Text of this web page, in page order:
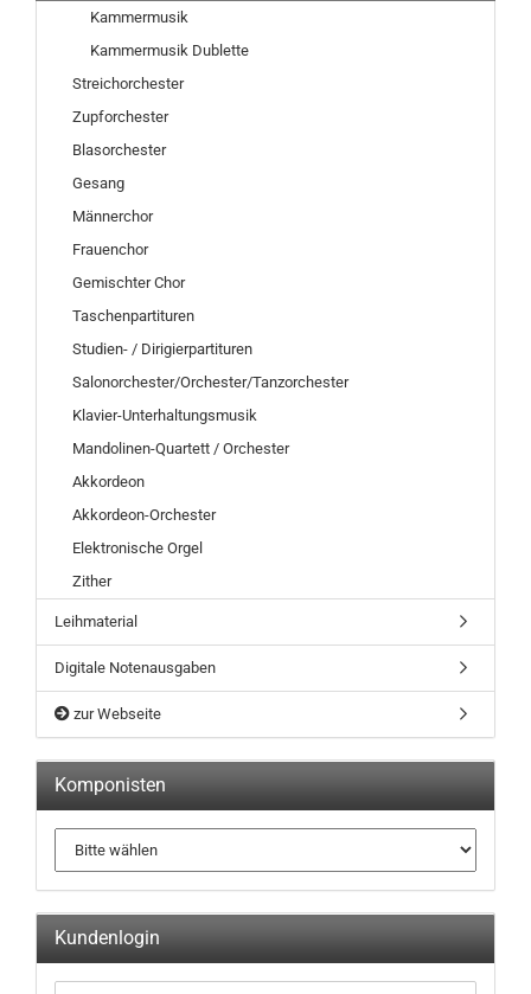
Kammermusik
Kammermusik Dublette
Streichorchester
Zupforchester
Blasorchester
Gesang
Männerchor
Frauenchor
Gemischter Chor
Taschenpartituren
Studien- / Dirigierpartituren
Salonorchester/Orchester/Tanzorchester
Klavier-Unterhaltungsmusik
Mandolinen-Quartett / Orchester
Akkordeon
Akkordeon-Orchester
Elektronische Orgel
Zither
Leihmaterial
Digitale Notenausgaben
zur Webseite
Komponisten
Kundenlogin